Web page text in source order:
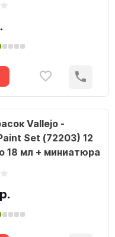
Vallejo -
Set (72203) 12
18 мл + миниатюра